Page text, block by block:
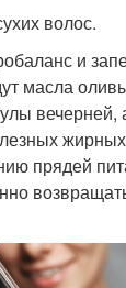
волос.
и
масла
вечерней,
жирных
прядей